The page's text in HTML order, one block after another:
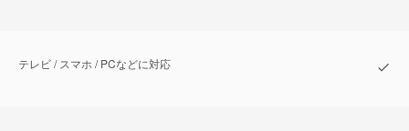
テレビ / スマホ / PCなどに対応